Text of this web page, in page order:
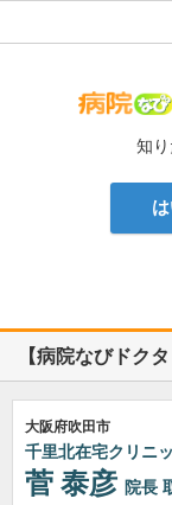
知
【病院なびドク
大阪府吹田市
千里北在宅クリニ
菅 泰彦 院長